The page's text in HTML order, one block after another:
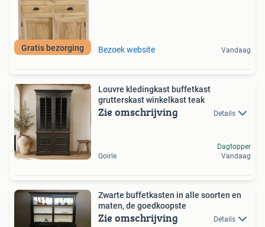
Gratis bezorging Bezoek website Vandaag
Louvre kledingkast buffetkast
grutterskast winkelkast teak
Zie omschrijving Details
Goirle
Dagtopper
Vandaag
Zwarte buffetkasten in alle soorten en
maten, de goedkoopste
Zie omschrijving Details